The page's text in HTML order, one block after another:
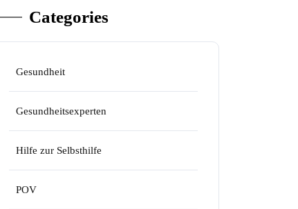
Categories
Gesundheit
Gesundheitsexperten
Hilfe zur Selbsthilfe
POV